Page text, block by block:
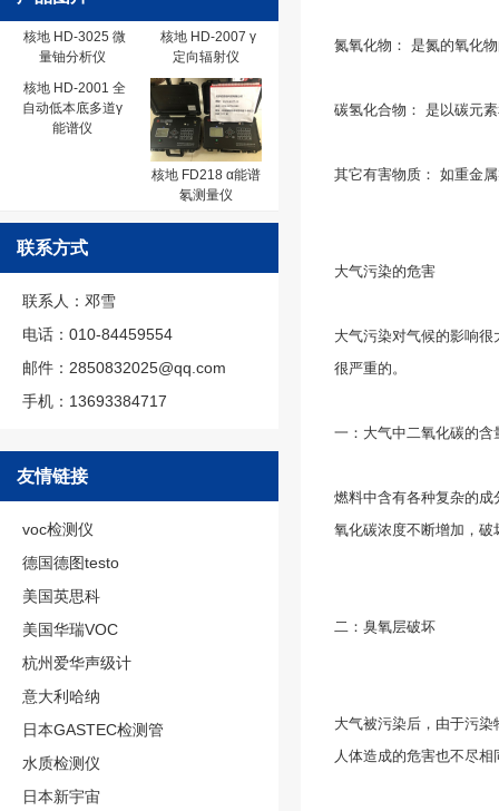
核地 HD-3025 微
量铀分析仪
核地 HD-2007 γ
定向辐射仪
核地 HD-2001 全
自动低本底多道γ
能谱仪
核地 FD218 α能谱
氡测量仪
联系方式
联系人：邓雪
电话：010-84459554
邮件：2850832025@qq.com
手机：13693384717
友情链接
voc检测仪
德国德图testo
美国英思科
美国华瑞VOC
杭州爱华声级计
意大利哈纳
日本GASTEC检测管
水质检测仪
日本新宇宙
氮氧化物： 是氮的氧化
碳氢化合物： 是以碳元
其它有害物质： 如重金
大气污染的危害
大气污染对气候的影响
很严重的。
一：大气中二氧化碳的含
燃料中含有各种复杂的
氧化碳浓度不断增加，破
二：臭氧层破坏
大气被污染后，由于污
人体造成的危害也不尽